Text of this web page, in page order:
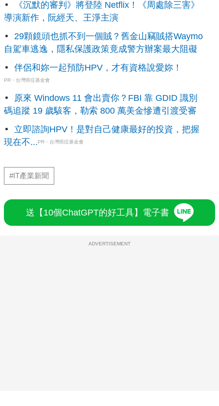
《沉默的審判》將登陸 Netflix！《周處除三害》
導演新作，阮經天、王淨主演
29顆鏡頭也抓不到一個賊？舊金山竊賊搭Waymo
自駕車逃逸，隱私保護政策竟成警方辦案最大阻礙
伴侶和妳一起預防HPV，才有資格說愛妳！
PR・台灣癌症基金會
原來 Windows 11 會出賣你？FBI 靠 GDID 識別
碼追蹤 19 歲駭客，勒索 800 萬美金慘遭引渡受審
立即諮詢HPV！是對自己健康最好的投資，把握
現在不... PR・台灣癌症基金會
#IT產業新聞
送【10個ChatGPT的好工具】電子書
ADVERTISEMENT